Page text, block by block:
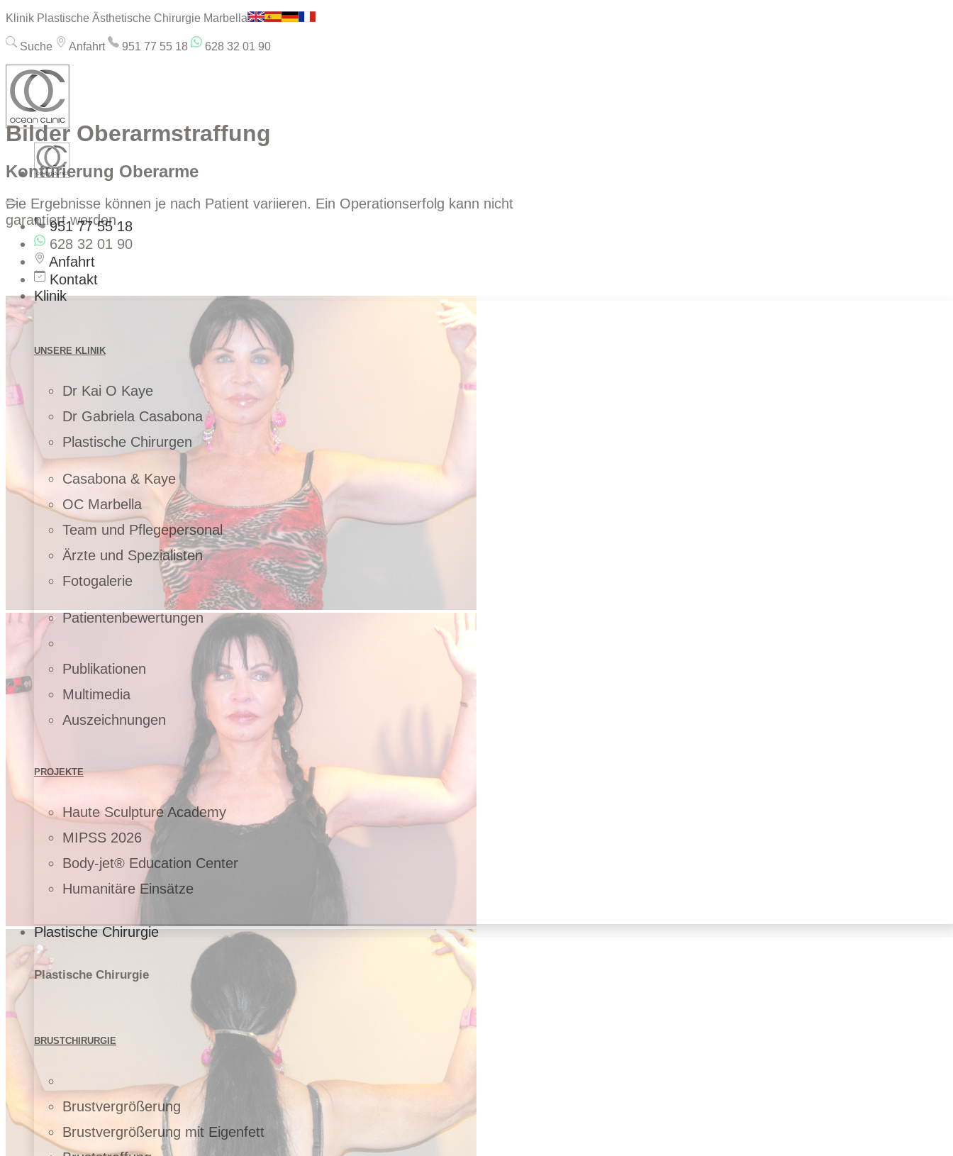
Klinik Plastische Ästhetische Chirurgie Marbella
Suche Anfahrt 951 77 55 18 628 32 01 90
951 77 55 18
628 32 01 90
Anfahrt
Kontakt
Klinik
UNSERE KLINIK
Dr Kai O Kaye
Dr Gabriela Casabona
Plastische Chirurgen
Casabona & Kaye
OC Marbella
Team und Pflegepersonal
Ärzte und Spezialisten
Fotogalerie
Patientenbewertungen
Publikationen
Multimedia
Auszeichnungen
PROJEKTE
Haute Sculpture Academy
MIPSS 2026
Body-jet® Education Center
Humanitäre Einsätze
Plastische Chirurgie
Plastische Chirurgie
BRUSTCHIRURGIE
Brustvergrößerung
Brustvergrößerung mit Eigenfett
Bilder Oberarmstraffung
Konturierung Oberarme
Die Ergebnisse können je nach Patient variieren. Ein Operationserfolg kann nicht
garantiert werden.